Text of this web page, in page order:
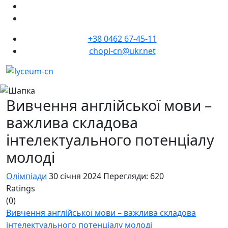
+38 0462 67-45-11
chopl-cn@ukr.net
Вивчення англійської мови –
важлива складова
інтелектуального потенціалу
молоді
Олімпіади 30 січня 2024 Перегляди: 620
Ratings
(0)
Вивчення англійської мови – важлива складова
інтелектуального потенціалу молоді